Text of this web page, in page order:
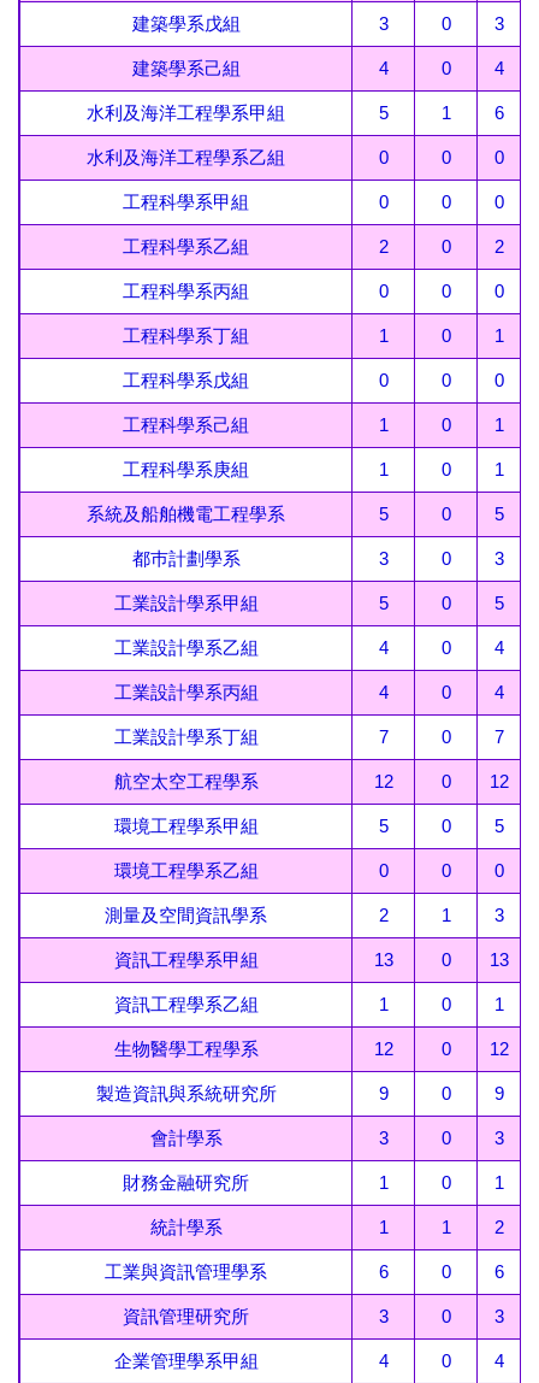
建築學系戊組 3 0 3
建築學系己組 4 0 4
水利及海洋工程學系甲組 5 1 6
水利及海洋工程學系乙組 0 0 0
工程科學系甲組 0 0 0
工程科學系乙組 2 0 2
工程科學系丙組 0 0 0
工程科學系丁組 1 0 1
工程科學系戊組 0 0 0
工程科學系己組 1 0 1
工程科學系庚組 1 0 1
系統及船舶機電工程學系 5 0 5
都巿計劃學系 3 0 3
工業設計學系甲組 5 0 5
工業設計學系乙組 4 0 4
工業設計學系丙組 4 0 4
工業設計學系丁組 7 0 7
航空太空工程學系 12 0 12
環境工程學系甲組 5 0 5
環境工程學系乙組 0 0 0
測量及空間資訊學系 2 1 3
資訊工程學系甲組 13 0 13
資訊工程學系乙組 1 0 1
生物醫學工程學系 12 0 12
製造資訊與系統研究所 9 0 9
會計學系 3 0 3
財務金融研究所 1 0 1
統計學系 1 1 2
工業與資訊管理學系 6 0 6
資訊管理研究所 3 0 3
企業管理學系甲組 4 0 4